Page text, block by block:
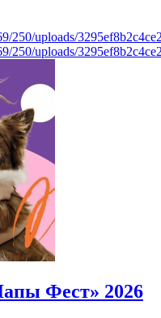
250/uploads/
250/uploads/
Фест» 2026